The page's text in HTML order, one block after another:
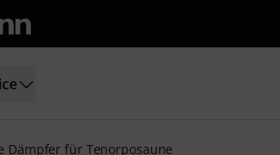
Dämpfer für Tenorposaune